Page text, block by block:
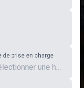
de prise en charge
Sélectionner une heure